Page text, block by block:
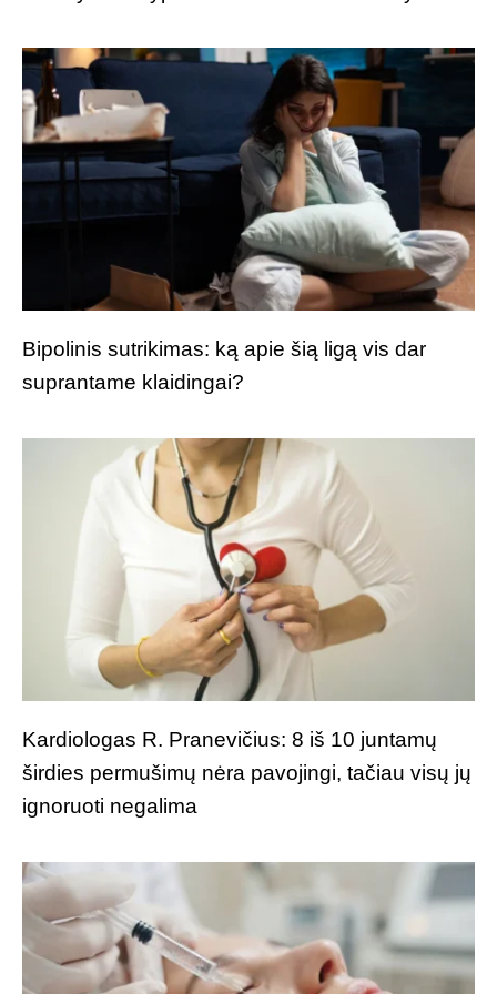
Bipolinis sutrikimas: ką apie šią ligą vis dar
suprantame klaidingai?
Kardiologas R. Pranevičius: 8 iš 10 juntamų
širdies permušimų nėra pavojingi, tačiau visų jų
ignoruoti negalima